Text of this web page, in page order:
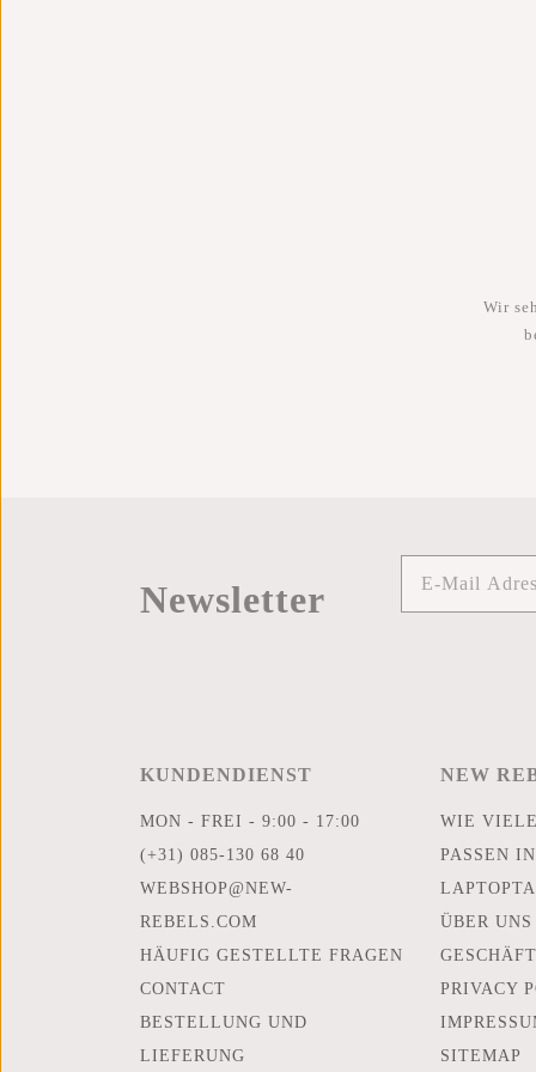
Wir
Newsletter
KUNDENDIENST
MON - FREI - 9:00 - 17:00
(+31) 085-130 68 40
WEBSHOP@NEW-
REBELS.COM
HÄUFIG GESTELLTE FRAGEN
CONTACT
BESTELLUNG UND
LIEFERUNG
NEW
WIE
PASSEN
ÜBER UNS
PRIVACY
SITEMAP